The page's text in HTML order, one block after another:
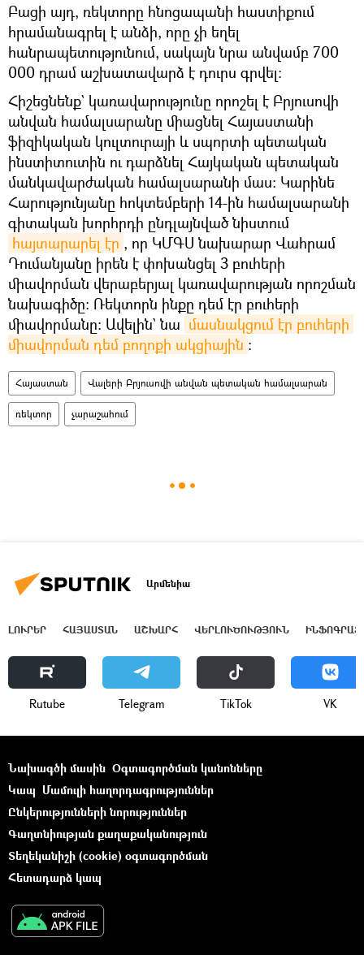
Բացի այդ, ռեկտորը հնոցապանի հաստիքում
հրամանագրել է անձի, որը չի եղել
հանրապետությունում, սակայն նրա անվամբ 700
000 դրամ աշխատավարձ է դուրս գրվել։
Հիշեցնենք` կառավարությունը որոշել է Բրյուսովի
անվան համալսարանը միացնել Հայաստանի
ֆիզիկական կուլտուրայի և սպորտի պետական
ինստիտուտին ու դարձնել Հայկական պետական
մանկավարժական համալսարանի մաս։ Կարինե
Հարությունյանը հոկտեմբերի 14-ին համալսարանի
գիտական խորհրդի ընդլայնված նիստում
հայտարարել էր , որ ԿՄԳՍ նախարար Վահրամ
Դումանյանը իրեն է փոխանցել 3 բուհերի
միավորման վերաբերյալ կառավարության որոշման
նախագիծը։ Ռեկտորն ինքը դեմ էր բուհերի
միավորմանը։ Ավելին` նա մասնակցում էր բուհերի
միավորման դեմ բողոքի ակցիային ։
Հայաստան Վալերի Բրյուսովի անվան պետական համալսարան
ռեկտոր չարաշահում
Արմենիա
ԼՈՒՐԵՐ ՀԱՅԱՍՏԱՆ ԱՇԽԱՐՀ ՎԵՐԼՈՒԾՈՒԹՅՈՒՆ
Rutube Telegram ТikТоk VK
Նախագծի մասին Օգտագործման կանոնները
Կապ Մամուլի հաղորդագրություններ
Ընկերությունների նորություններ
Գաղտնիության քաղաքականություն
Տեղեկանիշի (cookie) օգտագործման
Հետադարձ կապ